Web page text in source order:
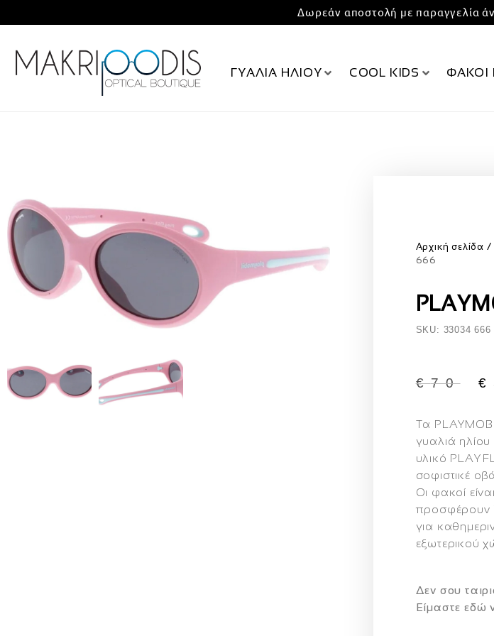
Δωρεάν αποστολή με παραγγελία
ΓΥΑΛΙΑ ΗΛΙΟΥ COOL KIDS ΦΑΚΟΙ
Αρχική σελίδα
666
SKU: 33034 666
€70 €
Τα
γυαλιά
υλικό PLAY
σοφιστικέ
Οι φακοί είναι
προσφέρουν
για
εξωτερικού
Δεν σου
Eίμαστε εδώ